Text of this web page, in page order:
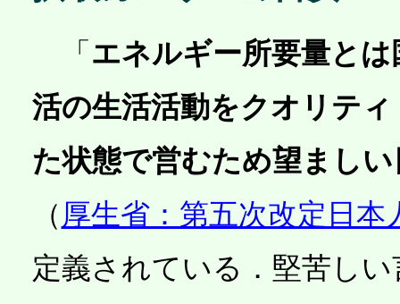
「 エネルギー所要量と
活の生活活動をクオリテ
た状態で営むため望まし
（ 厚生省：第五次改定日本
定義されている．堅苦し